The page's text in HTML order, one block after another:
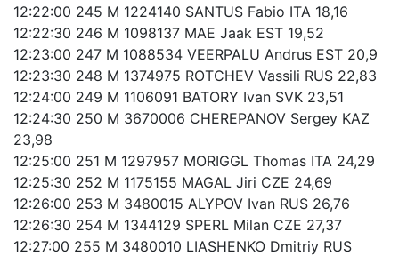
12:22:00 245 M 1224140 SANTUS Fabio ITA 18,16
12:22:30 246 M 1098137 MAE Jaak EST 19,52
12:23:00 247 M 1088534 VEERPALU Andrus EST 20,9
12:23:30 248 M 1374975 ROTCHEV Vassili RUS 22,83
12:24:00 249 M 1106091 BATORY Ivan SVK 23,51
12:24:30 250 M 3670006 CHEREPANOV Sergey KAZ
23,98
12:25:00 251 M 1297957 MORIGGL Thomas ITA 24,29
12:25:30 252 M 1175155 MAGAL Jiri CZE 24,69
12:26:00 253 M 3480015 ALYPOV Ivan RUS 26,76
12:26:30 254 M 1344129 SPERL Milan CZE 27,37
12:27:00 255 M 3480010 LIASHENKO Dmitriy RUS